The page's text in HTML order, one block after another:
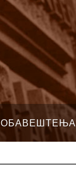
ОБАВЕШТЕЊА